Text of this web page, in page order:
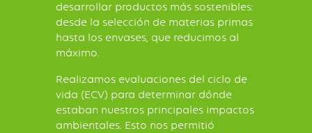
desarrollar productos más sostenibles:
desde la selección de materias primas
hasta los envases, que reducimos al
máximo.
Realizamos evaluaciones del ciclo de
vida (ECV) para determinar dónde
estaban nuestros principales impactos
ambientales. Esto nos permitió